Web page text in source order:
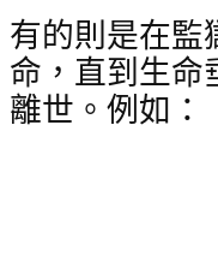
有的則是在監
命，直到生命
離世。例如：